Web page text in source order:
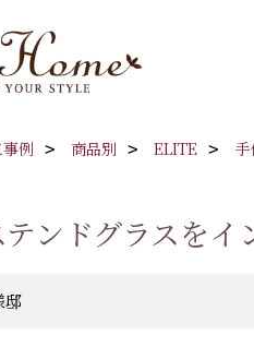
例 商品別 ELITE
テンドグラスを